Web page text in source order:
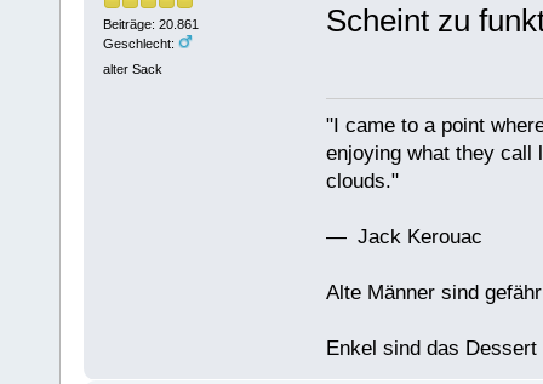
Beiträge: 20.861
Geschlecht:
alter Sack
Scheint zu
"I came to a point
enjoying what they call
clouds."
— Jack Kerouac
Alte Männer sind
Enkel sind das